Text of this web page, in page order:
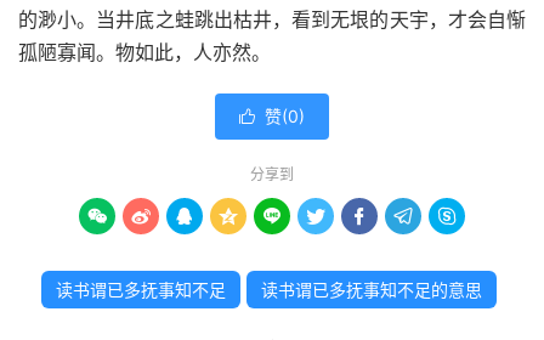
的渺小。当井底之蛙跳出枯井，看到无垠的天宇，才会自惭
孤陋寡闻。物如此，人亦然。
 赞(0)
分享到
        
读书谓已多抚事知不足 读书谓已多抚事知不足的意思